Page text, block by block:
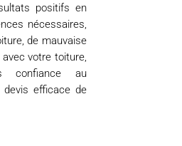
positifs en
nécessaires,
de mauvaise
votre toiture,
confiance au
devis efficace de